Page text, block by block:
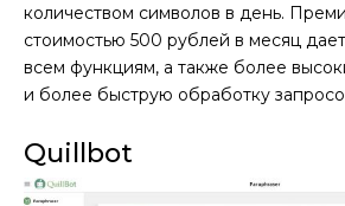
количеством символов в день.
стоимостью 500 рублей в месяц
всем функциям, а также более
и более быструю обработку
Quillbot